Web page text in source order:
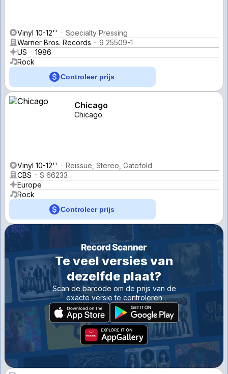
Vinyl 10-12''
Specialty Pressing
Warner Bros. Records
9 25509-1
US
1986
Rock
Controleer prijs
Chicago
Chicago
Vinyl 10-12''
Reissue, Stereo, Gatefold
CBS
S 66233
Europe
Rock
Controleer prijs
Te veel versies van
dezelfde plaat?
Scan de barcode om de prijs van de
exacte versie te controleren